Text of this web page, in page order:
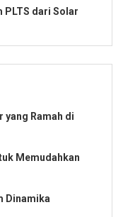
PLTS dari Solar
yang Ramah di
Memudahkan
Dinamika